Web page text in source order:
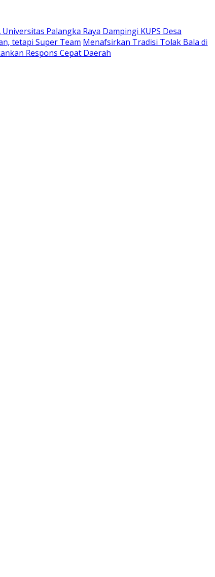
Palangka Raya Dampingi KUPS Desa
tetapi Super Team Menafsirkan Tradisi Tolak Bala di
Respons Cepat Daerah